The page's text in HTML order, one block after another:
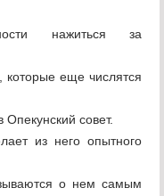
нажиться за
которые еще числятся
совет.
из него опытного
о нем самым